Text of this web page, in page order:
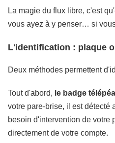
La magie du flux libre, c'est
vous ayez à y penser… si
L'identification : plaque
Deux méthodes permettent
Tout d'abord, le badge
votre pare-brise, il est détecté
besoin d'intervention de votre
directement de votre compte.